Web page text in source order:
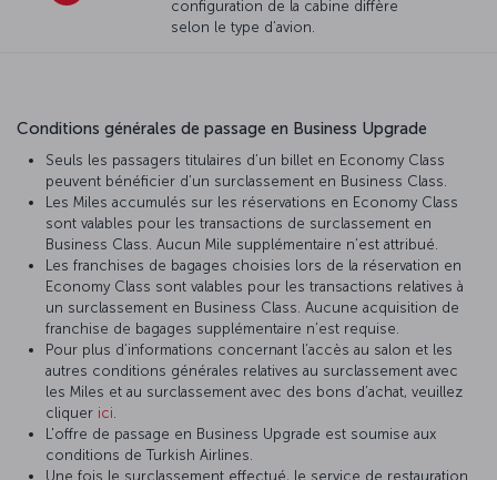
configuration de la cabine diffère
selon le type d’avion.
Conditions générales de passage en Business Upgrade
Seuls les passagers titulaires d’un billet en Economy Class
peuvent bénéficier d’un surclassement en Business Class.
Les Miles accumulés sur les réservations en Economy Class
sont valables pour les transactions de surclassement en
Business Class. Aucun Mile supplémentaire n’est attribué.
Les franchises de bagages choisies lors de la réservation en
Economy Class sont valables pour les transactions relatives à
un surclassement en Business Class. Aucune acquisition de
franchise de bagages supplémentaire n’est requise.
Pour plus d’informations concernant l’accès au salon et les
autres conditions générales relatives au surclassement avec
les Miles et au surclassement avec des bons d’achat, veuillez
cliquer ici.
L'offre de passage en Business Upgrade est soumise aux
conditions de Turkish Airlines.
Une fois le surclassement effectué, le service de restauration